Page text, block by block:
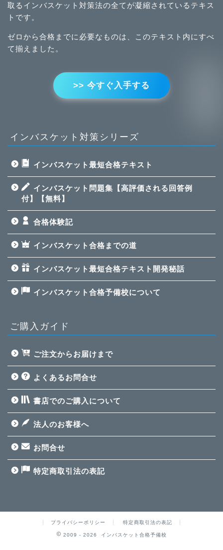
取るインバスケット対策法の全てが凝縮されているテキス
トです。
ゼロから合格までに必要なものは、このテキスト内にすべ
て揃えました。
>> 今すぐ入手する
インバスケット対策シリーズ
インバスケット最短合格テキスト
インバスケット問題集【高評価される回答例
付】【無料】
合格体験記
インバスケット合格までの道
インバスケット最短合格テキスト開発秘話
インバスケット合格予備校について
ご購入ガイド
ご注文からお届けまで
よくあるお問合せ
書店でのご購入について
法人のお客様へ
お問合せ
特定商取引法の表記
プライバシーポリシー 特定商取引法の表記
2009 - 2026 インバスケット合格予備校
インバスケット問題集
【高評価される回答例